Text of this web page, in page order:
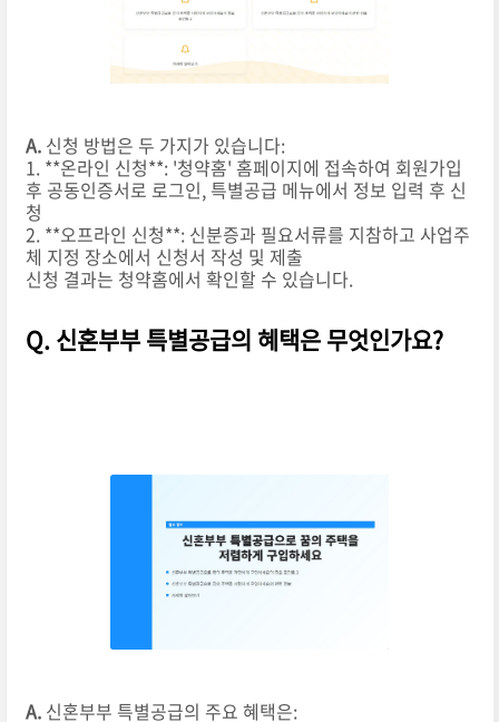
A.신청 방법은 두 가지가 있습니다:
1. **온라인 신청**: '청약홈' 홈페이지에 접속하여 회원가입
후 공동인증서로 로그인, 특별공급 메뉴에서 정보 입력 후 신
청
2. **오프라인 신청**: 신분증과 필요서류를 지참하고 사업주
체 지정 장소에서 신청서 작성 및 제출
신청 결과는 청약홈에서 확인할 수 있습니다.
Q. 신혼부부 특별공급의 혜택은 무엇인가요?
A.신혼부부 특별공급의 주요 혜택은: